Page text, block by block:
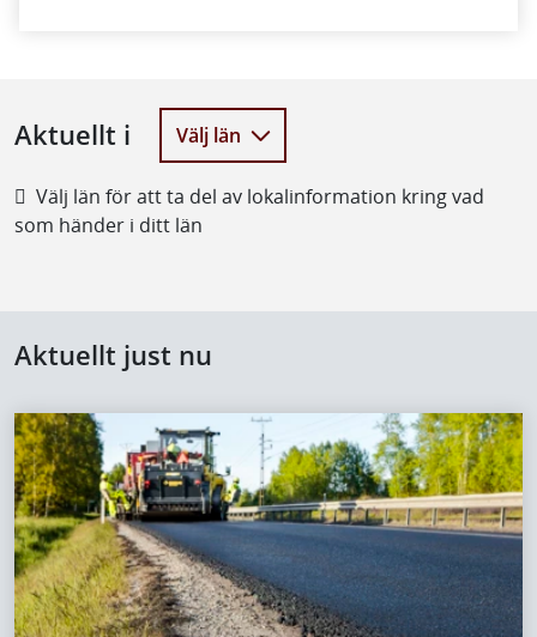
Aktuellt i Välj län
Välj län
Välj län för att ta del av lokalinformation kring vad
som händer i ditt län
Aktuellt just nu